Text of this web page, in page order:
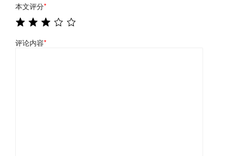
本文评分*
评论内容*